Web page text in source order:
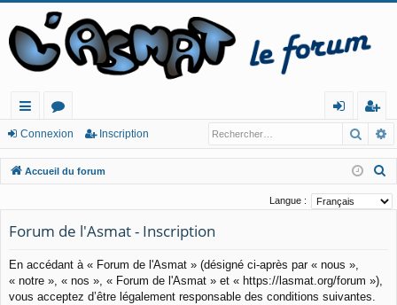
ac
co
ur
or
u
m
n
ne
n
ns
cri
pt
Connexion Inscription
Accueil du forum
c
Langue :
Forum de l'Asmat - Inscription
En accédant à « Forum de l'Asmat » (désigné ci-après par « nous »,
« notre », « nos », « Forum de l'Asmat » et « https://lasmat.org/forum »),
vous acceptez d’être légalement responsable des conditions suivantes.